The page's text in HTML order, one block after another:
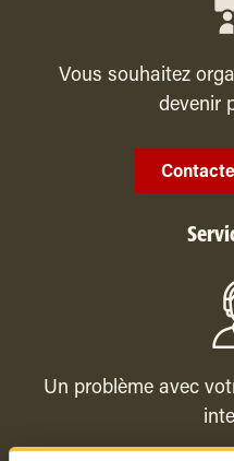
Vous souhaitez
devenir
Un problème avec